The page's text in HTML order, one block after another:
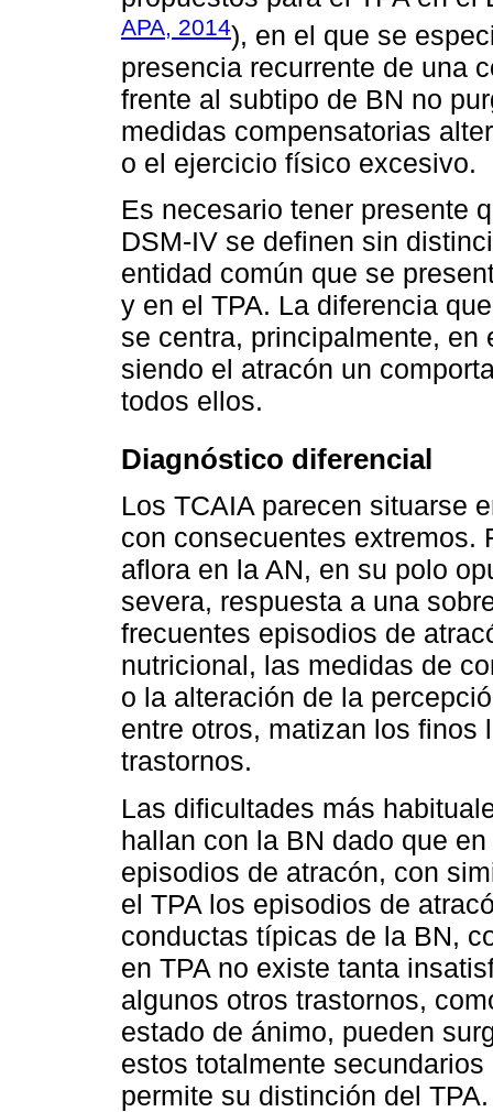
APA, 2014), en el que se
presencia recurrente de una
frente al subtipo de BN no
medidas compensatorias
o el ejercicio físico excesivo.
Es necesario tener presente
DSM-IV se definen sin
entidad común que se
y en el TPA. La diferencia
se centra, principalmente,
siendo el atracón un
todos ellos.
Diagnóstico diferencial
Los TCAIA parecen situarse
con consecuentes extremos.
aflora en la AN, en su polo
severa, respuesta a una
frecuentes episodios de
nutricional, las medidas de
o la alteración de la
entre otros, matizan los
trastornos.
Las dificultades más
hallan con la BN dado que
episodios de atracón, con
el TPA los episodios de
conductas típicas de la BN,
en TPA no existe tanta
algunos otros trastornos,
estado de ánimo, pueden
estos totalmente
permite su distinción del TPA.